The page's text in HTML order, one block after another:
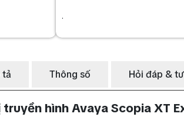
.
tả Thông số Hỏi đáp &
hình Avaya Scopia XT